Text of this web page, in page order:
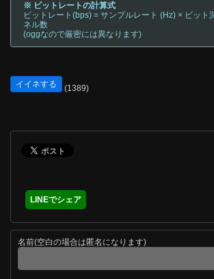
※ ビットレートの計算式
ビットレート(bps) = サンプルレート (Hz) × ビット
ネル数
(oggなので厳密には異なります)
イイネする (1389)
LINEでシェア
名前(空白の場合は匿名になります)